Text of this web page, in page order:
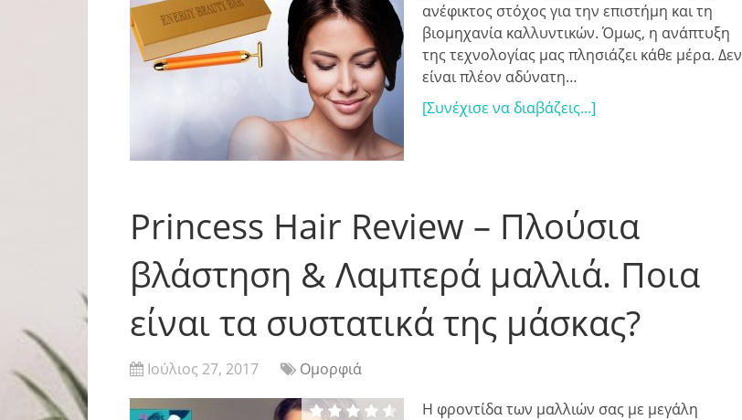
ανέφικτος στόχος για την επιστήμη και τη
βιομηχανία καλλυντικών. Όμως, η ανάπτυξη
της τεχνολογίας μας πλησιάζει κάθε μέρα. Δεν
είναι πλέον αδύνατη…
[Συνέχισε να διαβάζεις...]
Princess Hair Review – Πλούσια
βλάστηση & Λαμπερά μαλλιά. Ποια
είναι τα συστατικά της μάσκας?
Ιούλιος 27, 2017
Ομορφιά
Η φροντίδα των μαλλιών σας με μεγάλη